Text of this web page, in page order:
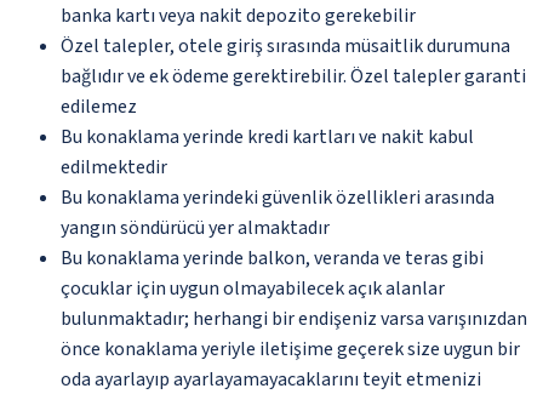
banka kartı veya nakit depozito gerekebilir
Özel talepler, otele giriş sırasında müsaitlik durumuna
bağlıdır ve ek ödeme gerektirebilir. Özel talepler garanti
edilemez
Bu konaklama yerinde kredi kartları ve nakit kabul
edilmektedir
Bu konaklama yerindeki güvenlik özellikleri arasında
yangın söndürücü yer almaktadır
Bu konaklama yerinde balkon, veranda ve teras gibi
çocuklar için uygun olmayabilecek açık alanlar
bulunmaktadır; herhangi bir endişeniz varsa varışınızdan
önce konaklama yeriyle iletişime geçerek size uygun bir
oda ayarlayıp ayarlayamayacaklarını teyit etmenizi